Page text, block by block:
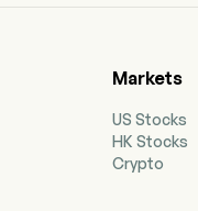
Markets
US Stocks
HK Stocks
Crypto